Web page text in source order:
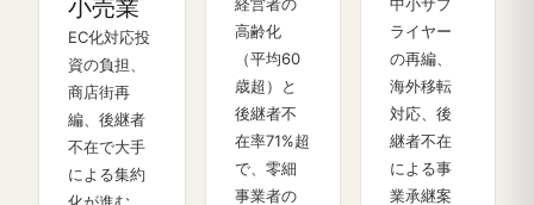
小売業
EC化対応投
資の負担、
商店街再
編、後継者
不在で大手
による集約
高齢化
（平均60
歳超）と
後継者不
在率71%超
で、零細
事業者の
ライヤー
の再編、
海外移転
対応、後
継者不在
による事
業承継案